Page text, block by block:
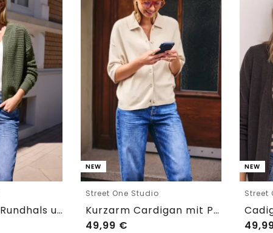
Cardigan mit Rundhals und Zipper
NEW
Street One Studio
Kurzarm Cardigan mit Polokragen
49,99 €
NEW
Street